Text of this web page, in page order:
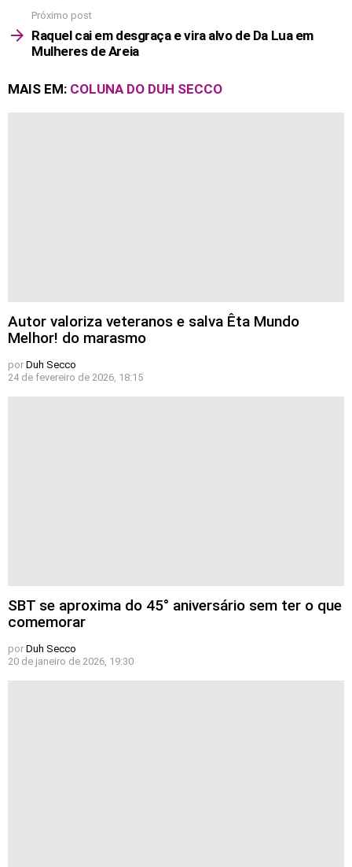
Próximo post
Raquel cai em desgraça e vira alvo de Da Lua em
Mulheres de Areia
MAIS EM: COLUNA DO DUH SECCO
Autor valoriza veteranos e salva Êta Mundo
Melhor! do marasmo
por Duh Secco
24 de fevereiro de 2026, 18:15
SBT se aproxima do 45° aniversário sem ter o que
comemorar
por Duh Secco
20 de janeiro de 2026, 19:30